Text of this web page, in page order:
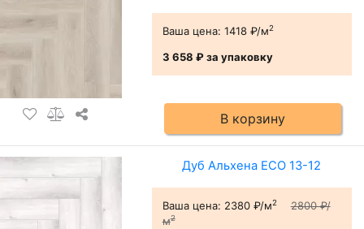
Ваша цена: 1418 ₽/м2
3 658 ₽за упаковку
В корзину
Дуб Альхена ЕСО 13-12
Ваша цена: 2380 ₽/м2
2800 ₽/
м2